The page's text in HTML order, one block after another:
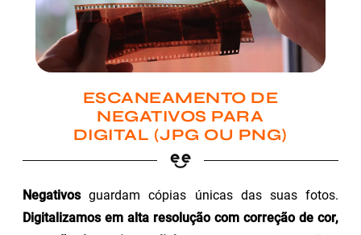
ESCANEAMENTO DE
NEGATIVOS PARA
DIGITAL (JPG OU PNG)
Negativosguardam cópias únicas das suas fotos.
Digitalizamos em alta resolução com correção de cor,